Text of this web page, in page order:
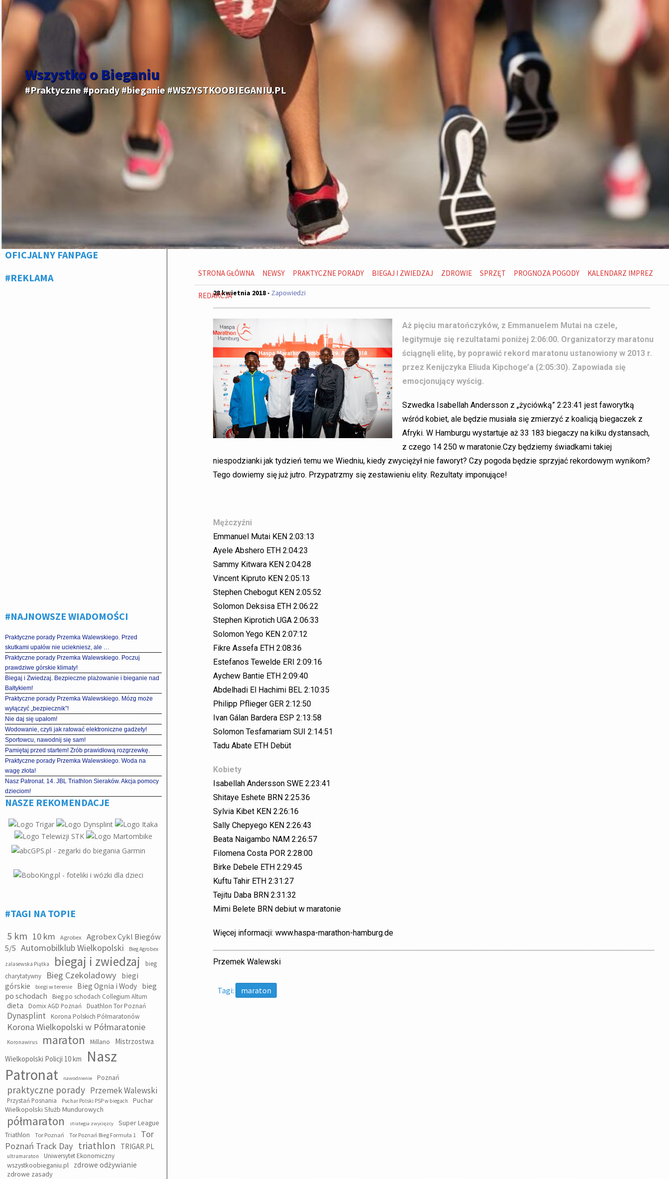
Wszystko o Bieganiu
#Praktyczne #porady #bieganie #WSZYSTKOOBIEGANIU.PL
OFICJALNY FANPAGE
#REKLAMA
#NAJNOWSZE WIADOMOŚCI
Praktyczne porady Przemka Walewskiego. Przed
skutkami upałów nie uciekniesz, ale …
Praktyczne porady Przemka Walewskiego. Poczuj
prawdziwe górskie klimaty!
Biegaj i Zwiedzaj. Bezpieczne plażowanie i bieganie nad
Bałtykiem!
Praktyczne porady Przemka Walewskiego. Mózg może
wyłączyć „bezpiecznik”!
Nie daj się upałom!
Wodowanie, czyli jak ratować elektroniczne gadżety!
Sportowcu, nawodnij się sam!
Pamiętaj przed startem! Zrób prawidłową rozgrzewkę.
Praktyczne porady Przemka Walewskiego. Woda na
wagę złota!
Nasz Patronat. 14. JBL Triathlon Sieraków. Akcja pomocy
dzieciom!
NASZE REKOMENDACJE
#TAGI NA TOPIE
5 km 10 km Agrobex
Agrobex Cykl Biegów
5/5 Automobilklub Wielkopolski Bieg Agrobex
zalasewska Piątka biegaj i zwiedzaj
bieg
charytatywny
Bieg Czekoladowy
biegi
górskie
biegi w terenie Bieg Ognia i Wody bieg
po schodach
Bieg po schodach Collegium Altum
dieta Domix AGD Poznań Duathlon Tor Poznań
Dynasplint Korona Polskich Półmaratonów
Korona Wielkopolski w Półmaratonie
Koronawirus maraton Millano
Mistrzostwa
Wielkopolski Policji 10 km
Nasz
Patronat
nawodnienie Poznań
praktyczne porady Przemek Walewski
Przystań Posnania Puchar Polski PSP w biegach
Puchar
Wielkopolski Służb Mundurowych
półmaraton strategia zwycięzcy
Super League
Triathlon
Tor Poznań Tor Poznań Bieg Formuła 1
Tor
Poznań Track Day triathlon TRIGAR.PL
ultramaraton Uniwersytet Ekonomiczny
wszystkoobieganiu.pl zdrowe odżywianie
zdrowe zasady
STRONA GŁÓWNA NEWSY PRAKTYCZNE PORADY BIEGAJ I ZWIEDZAJ ZDROWIE SPRZĘT PROGNOZA POGODY KALENDARZ IMPREZ
REDAKCJA
28 kwietnia 2018 - Zapowiedzi
Aż pięciu maratończyków, z Emmanuelem Mutai na czele,
legitymuje się rezultatami poniżej 2:06:00. Organizatorzy maratonu
ściągnęli elitę, by poprawić rekord maratonu ustanowiony w 2013 r.
przez Kenijczyka Eliuda Kipchoge’a (2:05:30). Zapowiada się
emocjonujący wyścig.
Szwedka Isabellah Andersson z „życiówką” 2:23:41 jest faworytką
wśród kobiet, ale będzie musiała się zmierzyć z koalicją biegaczek z
Afryki. W Hamburgu wystartuje aż 33 183 biegaczy na kilku dystansach,
z czego 14 250 w maratonie.Czy będziemy świadkami takiej
niespodzianki jak tydzień temu we Wiedniu, kiedy zwyciężył nie faworyt? Czy pogoda będzie sprzyjać rekordowym wynikom?
Tego dowiemy się już jutro. Przypatrzmy się zestawieniu elity. Rezultaty imponujące!
Mężczyźni
Emmanuel Mutai KEN 2:03:13
Ayele Abshero ETH 2:04:23
Sammy Kitwara KEN 2:04:28
Vincent Kipruto KEN 2:05:13
Stephen Chebogut KEN 2:05:52
Solomon Deksisa ETH 2:06:22
Stephen Kiprotich UGA 2:06:33
Solomon Yego KEN 2:07:12
Fikre Assefa ETH 2:08:36
Estefanos Tewelde ERI 2:09:16
Aychew Bantie ETH 2:09:40
Abdelhadi El Hachimi BEL 2:10:35
Philipp Pflieger GER 2:12:50
Ivan Gálan Bardera ESP 2:13:58
Solomon Tesfamariam SUI 2:14:51
Tadu Abate ETH Debüt
Kobiety
Isabellah Andersson SWE 2:23:41
Shitaye Eshete BRN 2:25.36
Sylvia Kibet KEN 2:26:16
Sally Chepyego KEN 2:26:43
Beata Naigambo NAM 2:26:57
Filomena Costa POR 2:28:00
Birke Debele ETH 2:29:45
Kuftu Tahir ETH 2:31:27
Tejitu Daba BRN 2:31:32
Mimi Belete BRN debiut w maratonie
Więcej informacji: www.haspa-marathon-hamburg.de
Przemek Walewski
Tagi: maraton